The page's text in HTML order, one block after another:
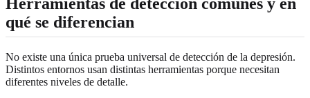
qué se diferencian
No existe una única prueba universal de detección de la depresión.
Distintos entornos usan distintas herramientas porque necesitan
diferentes niveles de detalle.